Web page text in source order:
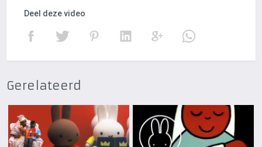
Deel deze video
Gerelateerd